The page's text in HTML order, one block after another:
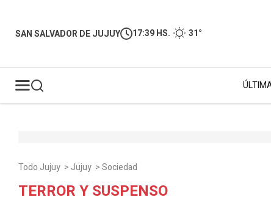
SAN SALVADOR DE JUJUY 17:39 HS. 31°
Todo Jujuy > Jujuy >Sociedad
TERROR Y SUSPENSO